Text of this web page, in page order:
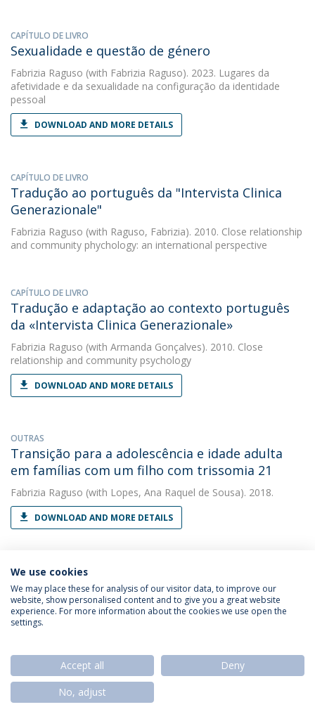
CAPÍTULO DE LIVRO
Sexualidade e questão de género
Fabrizia Raguso (with Fabrizia Raguso). 2023. Lugares da
afetividade e da sexualidade na configuração da identidade
pessoal
DOWNLOAD AND MORE DETAILS
CAPÍTULO DE LIVRO
Tradução ao português da "Intervista Clinica
Generazionale"
Fabrizia Raguso (with Raguso, Fabrizia). 2010. Close relationship
and community phychology: an international perspective
CAPÍTULO DE LIVRO
Tradução e adaptação ao contexto português
da «Intervista Clinica Generazionale»
Fabrizia Raguso (with Armanda Gonçalves). 2010. Close
relationship and community psychology
DOWNLOAD AND MORE DETAILS
OUTRAS
Transição para a adolescência e idade adulta
em famílias com um filho com trissomia 21
Fabrizia Raguso (with Lopes, Ana Raquel de Sousa). 2018.
DOWNLOAD AND MORE DETAILS
Política de Privacidade
Termos & Condições
© 2026 Universidade Católica Portuguesa
We use cookies
We may place these for analysis of our visitor data, to improve our
website, show personalised content and to give you a great website
experience. For more information about the cookies we use open the
settings.
Accept all
Deny
No, adjust